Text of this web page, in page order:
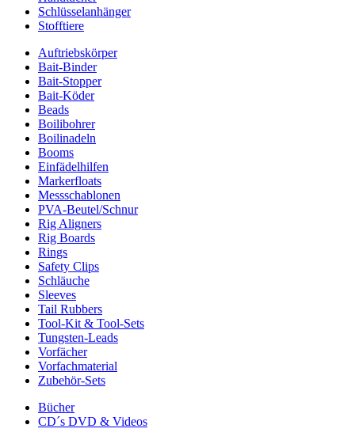
Schlüsselanhänger
Stofftiere
Auftriebskörper
Bait-Binder
Bait-Stopper
Bait-Köder
Beads
Boilibohrer
Boilinadeln
Booms
Einfädelhilfen
Markerfloats
Messschablonen
PVA-Beutel/Schnur
Rig Aligners
Rig Boards
Rings
Safety Clips
Schläuche
Sleeves
Tail Rubbers
Tool-Kit & Tool-Sets
Tungsten-Leads
Vorfächer
Vorfachmaterial
Zubehör-Sets
Bücher
CD´s DVD & Videos